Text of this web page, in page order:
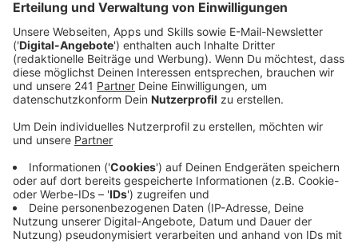
"Vier Jahre sind verhältnismäßig wirklich lange. Es sind
in der Zeit fast 50 Tracks entstanden", sagt Robin
Schulz gegenüber der "Abendzeitung" zu seinem neuen
Album "IIII", das seit dem 26. Februar auf dem Markt
ist. Es beinhaltet 17 Songs, zwei davon sind schon in
den vergangenen Monaten in aller Munde gewesen:
"Speechless feat, Alida" und "Rather Be Alone feat.
Erika Sirola". Beide Tracks kommen allein bei Spotify
auf knapp 500 Millionen Wiedergaben.
Anzeige